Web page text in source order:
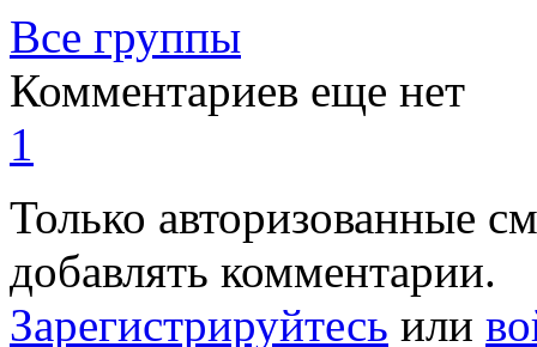
Все группы
Комментариев еще нет
1
Только авторизованные
добавлять комментарии.
Зарегистрируйтесь или